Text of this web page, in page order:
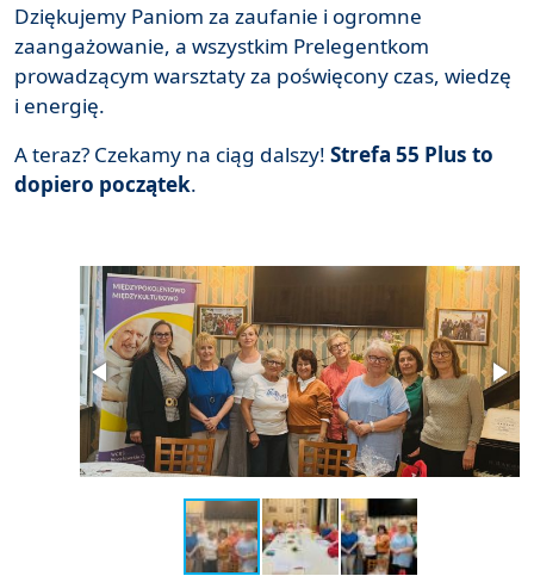
Dziękujemy Paniom za zaufanie i ogromne
zaangażowanie, a wszystkim Prelegentkom
prowadzącym warsztaty za poświęcony czas, wiedzę
i energię.
A teraz? Czekamy na ciąg dalszy! Strefa 55 Plus to
dopiero początek.